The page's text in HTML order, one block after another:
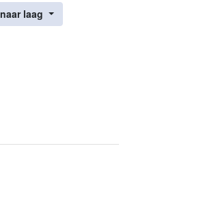
laag